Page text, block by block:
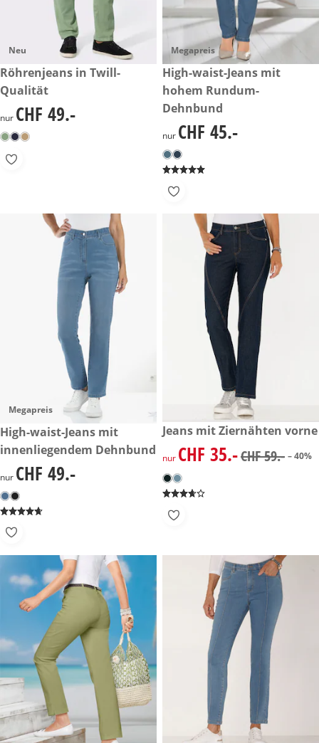
Neu
CHF 49.-
Röhrenjeans in Twill-
Qualität
CHF 49.-
nur CHF 49.-
Megapreis
CHF 45.-
High-waist-Jeans mit
hohem Rundum-
Dehnbund
CHF 45.-
nur CHF 45.-
Megapreis
CHF 49.-
High-waist-Jeans mit
innenliegendem Dehnbund
CHF 49.-
nur CHF 49.-
reduzierter Preis CHF 35.-,
-40%
Jeans mit Ziernähten vorne
reduzierter Preis CHF 35.-,
nur CHF 35.-CHF 59.- – 40%